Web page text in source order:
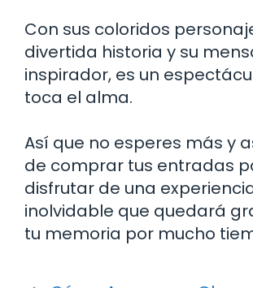
Con sus coloridos
divertida historia y su
inspirador, es un
toca el alma.
Así que no esperes más y
de comprar tus entradas
disfrutar de una
inolvidable que quedará
tu memoria por mucho